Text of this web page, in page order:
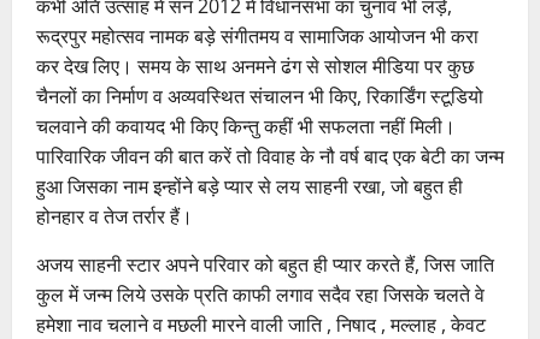
कभी अति उत्साह में सन 2012 में विधानसभा का चुनाव भी लड़े,
रूद्रपुर महोत्सव नामक बड़े संगीतमय व सामाजिक आयोजन भी करा
कर देख लिए। समय के साथ अनमने ढंग से सोशल मीडिया पर कुछ
चैनलों का निर्माण व अव्यवस्थित संचालन भी किए, रिकार्डिंग स्टूडियो
चलवाने की कवायद भी किए किन्तु कहीं भी सफलता नहीं मिली।
पारिवारिक जीवन की बात करें तो विवाह के नौ वर्ष बाद एक बेटी का जन्म
हुआ जिसका नाम इन्होंने बड़े प्यार से लय साहनी रखा, जो बहुत ही
होनहार व तेज तर्रार हैं।
अजय साहनी स्टार अपने परिवार को बहुत ही प्यार करते हैं, जिस जाति
कुल में जन्म लिये उसके प्रति काफी लगाव सदैव रहा जिसके चलते वे
हमेशा नाव चलाने व मछली मारने वाली जाति , निषाद , मल्लाह , केवट